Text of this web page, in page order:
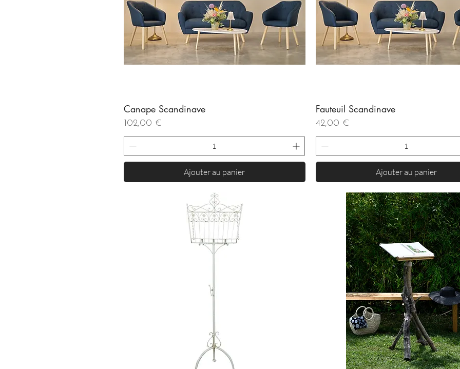
Aperçu rapide
Canape Scandinave
Prix
102,00 €
Ajouter au panier
Aperçu rapide
Fauteuil Scandinave
Prix
42,00 €
Ajouter au panier